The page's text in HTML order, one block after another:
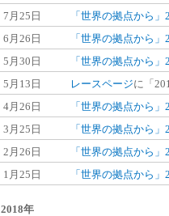
7月25日
「世界の拠点から
6月26日
「世界の拠点から
5月30日
「世界の拠点から
5月13日
レースページに「
4月26日
「世界の拠点から
3月25日
「世界の拠点から
2月26日
「世界の拠点から
1月25日
「世界の拠点から
2018年